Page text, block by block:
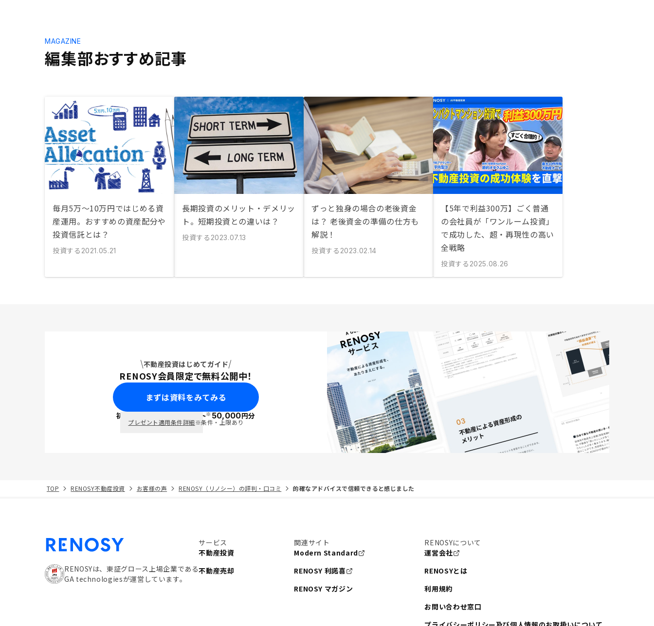
編集部おすすめ記事
MAGAZINE
毎月5万〜10万円ではじめる資
産運用。おすすめの資産配分や
投資信託とは？
投資する 2021.05.21
長期投資のメリット・デメリッ
ト。短期投資との違いは？
投資する 2023.07.13
ずっと独身の場合の老後資金
は？ 老後資金の準備の仕方も
解説！
投資する 2023.02.14
【5年で利益300万】ごく普通
の会社員が「ワンルーム投資」
で成功した、超・再現性の高い
全戦略
投資する 2025.08.26
不動産投資はじめてガイド
RENOSY会員限定で無料公開中！
まずは資料をみてみる
初回面談で ポイント※50,000円分
プレゼント適用条件詳細※条件・上限あり
TOP RENOSY不動産投資 お客様の声 RENOSY（リノシー）の評判・口コミ 的確なアドバイスで信頼できると感じました
RENOSYは、東証グロース上場企業である
GA technologiesが運営しています。
サービス
不動産投資
不動産売却
関連サイト
Modern Standard
RENOSY 利諾喜
RENOSY マガジン
RENOSYについて
運営会社
RENOSYとは
利用規約
お問い合わせ窓口